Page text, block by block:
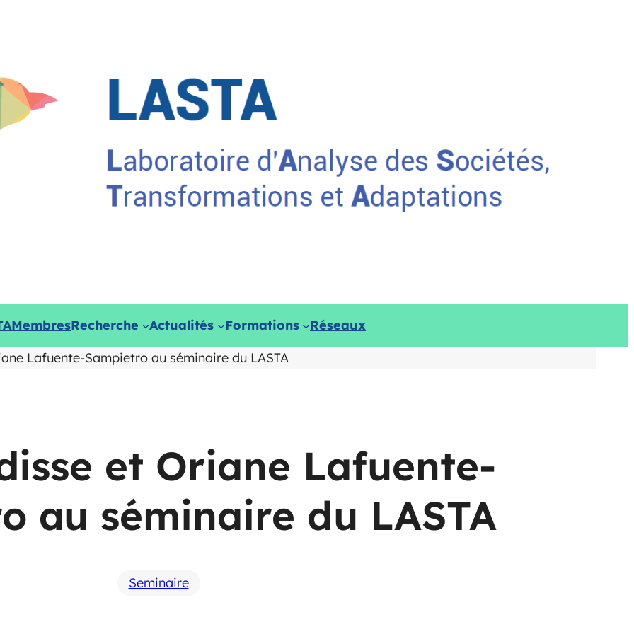
MembresRecherche Actualités Formations
Réseaux
Lafuente-Sampietro au séminaire du LASTA
et Oriane Lafuente-
au séminaire du LASTA
Seminaire